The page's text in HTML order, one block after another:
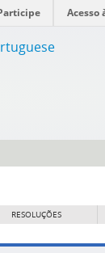
Acesso
RESOLUÇÕES